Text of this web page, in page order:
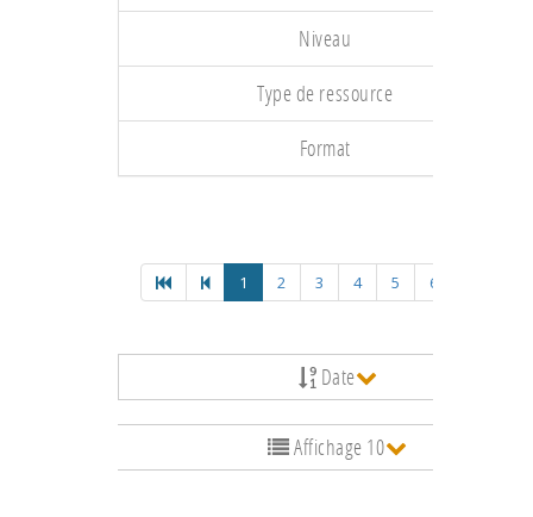
Niveau
Type de ressource
Format
1 2 3 4 5 6
Date
Affichage 10